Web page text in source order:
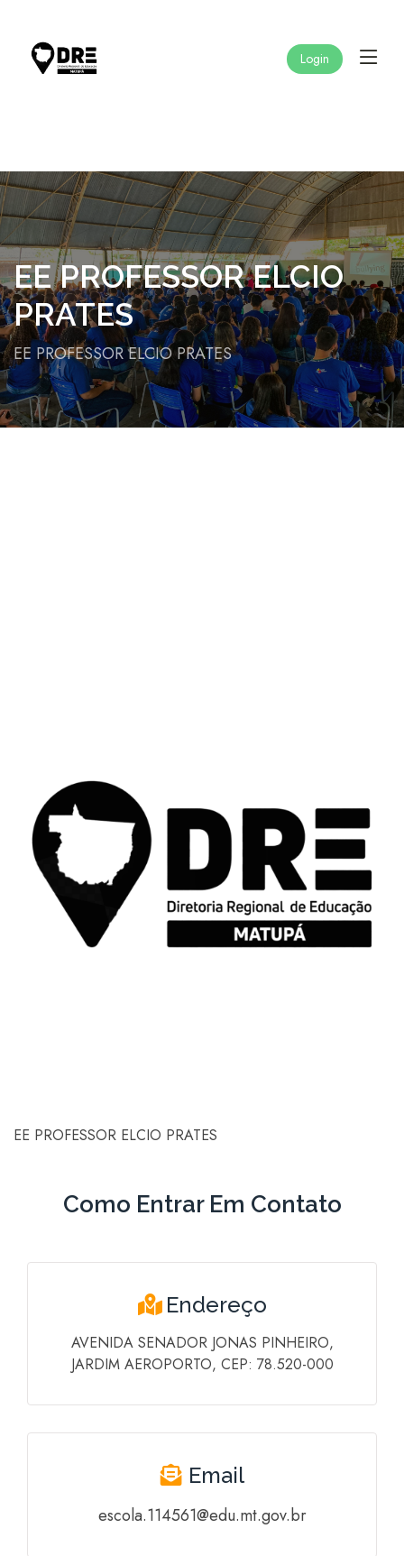
Login
EE PROFESSOR ELCIO
PRATES
EE PROFESSOR ELCIO PRATES
EE PROFESSOR ELCIO PRATES
Como Entrar Em Contato
Endereço
AVENIDA SENADOR JONAS PINHEIRO,
JARDIM AEROPORTO, CEP: 78.520-000
Email
escola.114561@edu.mt.gov.br